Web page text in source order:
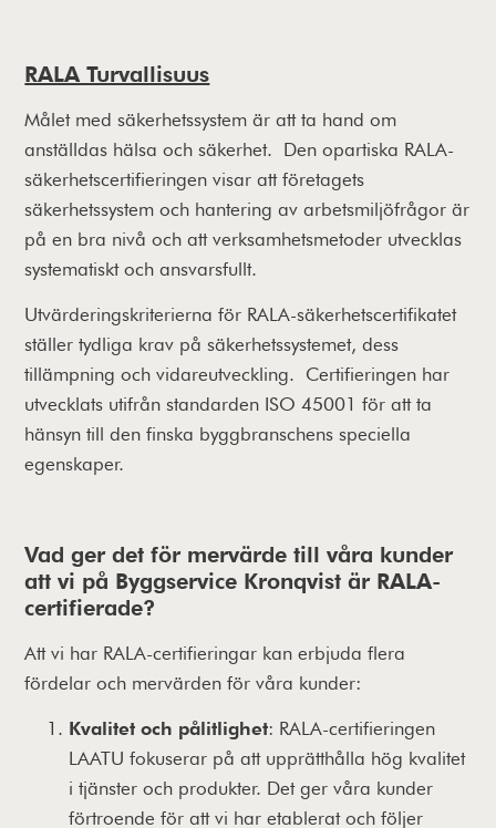
RALA Turvallisuus
Målet med säkerhetssystem är att ta hand om
anställdas hälsa och säkerhet. Den opartiska RALA-
säkerhetscertifieringen visar att företagets
säkerhetssystem och hantering av arbetsmiljöfrågor är
på en bra nivå och att verksamhetsmetoder utvecklas
systematiskt och ansvarsfullt.
Utvärderingskriterierna för RALA-säkerhetscertifikatet
ställer tydliga krav på säkerhetssystemet, dess
tillämpning och vidareutveckling. Certifieringen har
utvecklats utifrån standarden ISO 45001 för att ta
hänsyn till den finska byggbranschens speciella
egenskaper.
Vad ger det för mervärde till våra kunder
att vi på Byggservice Kronqvist är RALA-
certifierade?
Att vi har RALA-certifieringar kan erbjuda flera
fördelar och mervärden för våra kunder:
Kvalitet och pålitlighet: RALA-certifieringen
LAATU fokuserar på att upprätthålla hög kvalitet
i tjänster och produkter. Det ger våra kunder
förtroende för att vi har etablerat och följer